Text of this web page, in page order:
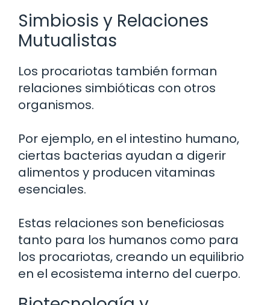
Simbiosis y Relaciones
Mutualistas
Los procariotas también forman
relaciones simbióticas con otros
organismos.
Por ejemplo, en el intestino humano,
ciertas bacterias ayudan a digerir
alimentos y producen vitaminas
esenciales.
Estas relaciones son beneficiosas
tanto para los humanos como para
los procariotas, creando un equilibrio
en el ecosistema interno del cuerpo.